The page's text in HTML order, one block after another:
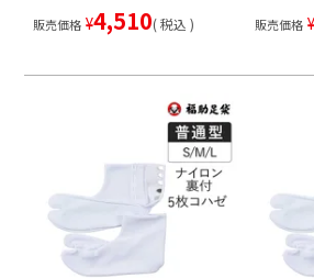
販売価格 ¥4,510 税込 販売価格 ¥